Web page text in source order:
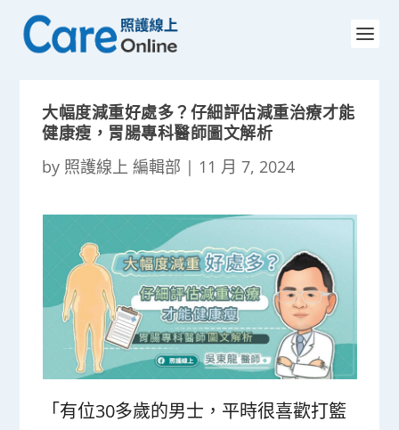
大幅度減重好處多？仔細評估減重治療才能
健康瘦，胃腸專科醫師圖文解析
by 照護線上 編輯部 | 11 月 7, 2024
「有位30多歲的男士，平時很喜歡打籃